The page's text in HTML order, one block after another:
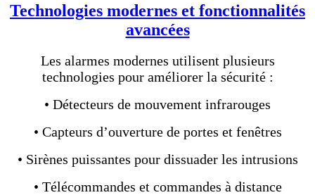
Technologies modernes et fonctionnalités
avancées
Les alarmes modernes utilisent plusieurs
technologies pour améliorer la sécurité :
• Détecteurs de mouvement infrarouges
• Capteurs d’ouverture de portes et fenêtres
• Sirènes puissantes pour dissuader les intrusions
• Télécommandes et commandes à distance